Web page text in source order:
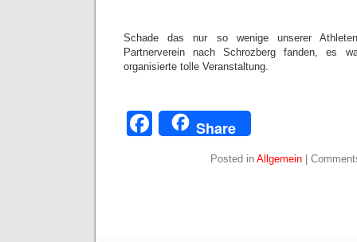
Schade das nur so wenige unserer
Partnerverein nach Schrozberg fanden, es
organisierte tolle Veranstaltung.
Facebook
Share
Posted in Allgemein|